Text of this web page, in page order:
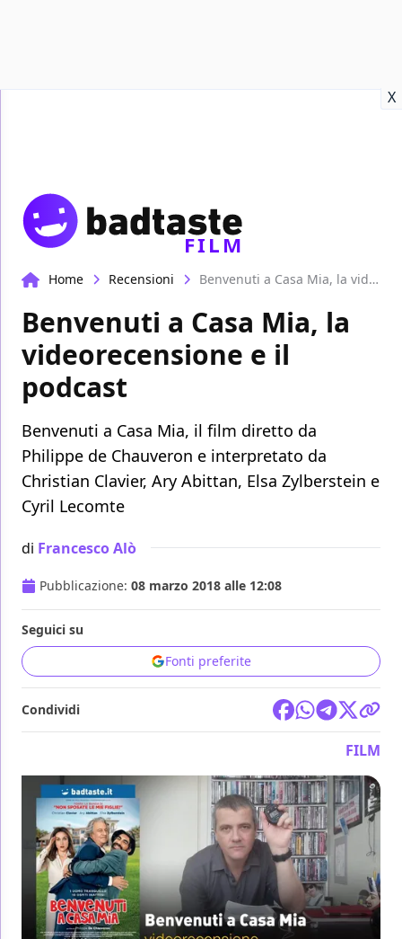
X
FILM
Home Recensioni Benvenuti a Casa Mia, la videorecensione e il podcast
Benvenuti a Casa Mia, la
videorecensione e il
podcast
Benvenuti a Casa Mia, il film diretto da
Philippe de Chauveron e interpretato da
Christian Clavier, Ary Abittan, Elsa Zylberstein e
Cyril Lecomte
di Francesco Alò
Pubblicazione: 08 marzo 2018 alle 12:08
Seguici su
Fonti preferite
Condividi
FILM